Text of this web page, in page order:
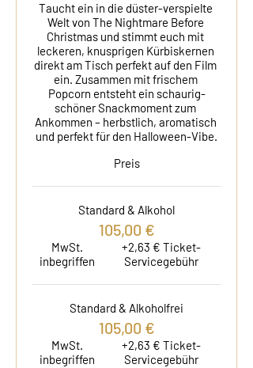
Taucht ein in die düster-verspielte
Welt von The Nightmare Before
Christmas und stimmt euch mit
leckeren, knusprigen Kürbiskernen
direkt am Tisch perfekt auf den Film
ein. Zusammen mit frischem
Popcorn entsteht ein schaurig-
schöner Snackmoment zum
Ankommen – herbstlich, aromatisch
und perfekt für den Halloween-Vibe.
Preis
Standard & Alkohol
105,00 €
MwSt.
inbegriffen
+2,63 € Ticket-
Servicegebühr
Standard & Alkoholfrei
105,00 €
MwSt.
inbegriffen
+2,63 € Ticket-
Servicegebühr